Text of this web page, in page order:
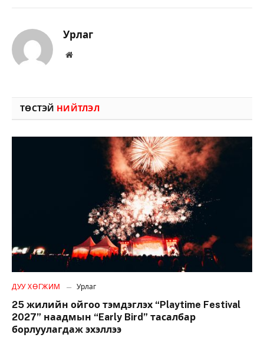
Урлаг
Вэбсайт
ТӨСТЭЙ НИЙТЛЭЛ
ДУУ ХӨГЖИМ Урлаг
25 жилийн ойгоо тэмдэглэх “Playtime Festival
2027” наадмын “Early Bird” тасалбар
борлуулагдаж эхэллээ